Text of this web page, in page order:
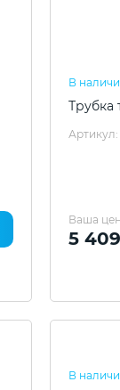
В
Трубка
Ваша
5
В